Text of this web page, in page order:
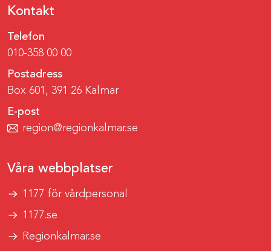
Kontakt
Telefon
010-358 00 00
Postadress
Box 601, 391 26 Kalmar
E-post
region@regionkalmar.se
Våra webbplatser
1177 för vårdpersonal
1177.se
Regionkalmar.se